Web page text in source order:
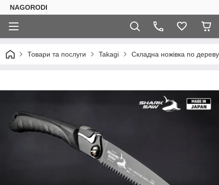
NAGORODI
Товари та послуги Takagi Складна ножівка по